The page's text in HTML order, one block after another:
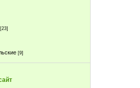
[23]
[9]